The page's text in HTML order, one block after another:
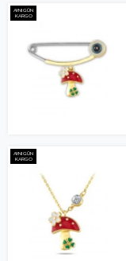
AYNI GÜN
KARGO
AYNI GÜN
KARGO